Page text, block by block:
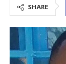
SHARE